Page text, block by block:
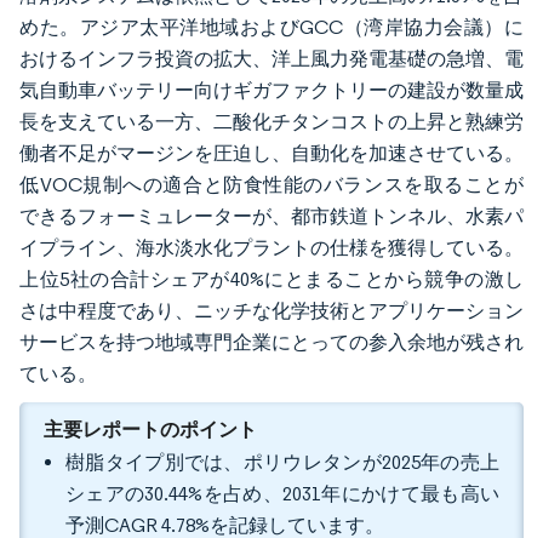
めた。アジア太平洋地域およびGCC（湾岸協力会議）に
おけるインフラ投資の拡大、洋上風力発電基礎の急増、電
気自動車バッテリー向けギガファクトリーの建設が数量成
長を支えている一方、二酸化チタンコストの上昇と熟練労
働者不足がマージンを圧迫し、自動化を加速させている。
低VOC規制への適合と防食性能のバランスを取ることが
できるフォーミュレーターが、都市鉄道トンネル、水素パ
イプライン、海水淡水化プラントの仕様を獲得している。
上位5社の合計シェアが40%にとまることから競争の激し
さは中程度であり、ニッチな化学技術とアプリケーション
サービスを持つ地域専門企業にとっての参入余地が残され
ている。
主要レポートのポイント
樹脂タイプ別では、ポリウレタンが2025年の売上
シェアの30.44%を占め、2031年にかけて最も高い
予測CAGR 4.78%を記録しています。